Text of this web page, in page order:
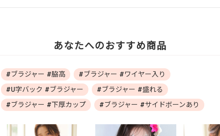
あなたへのおすすめ商品
#ブラジャー #脇高
#ブラジャー #ワイヤー入り
#U字バック #ブラジャー
#ブラジャー #盛れる
#ブラジャー #下厚カップ
#ブラジャー #サイドボーンあり